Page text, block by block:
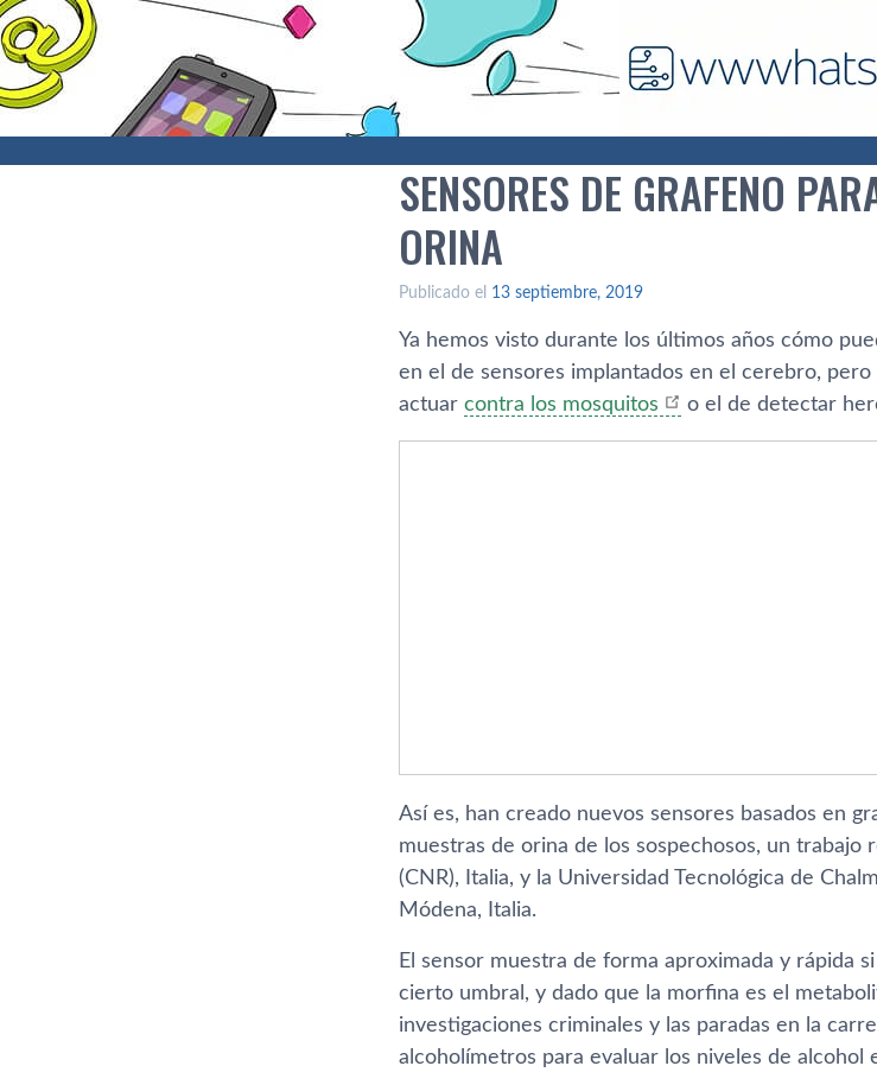
SENSORES DE GRAFENO
ORINA
Publicado el 13 septiembre, 2019
Ya hemos visto durante los últimos años cómo
en el de sensores implantados en el cerebro,
actuar contra los mosquitos o el de detectar
Así es, han creado nuevos sensores basados ​​en
muestras de orina de los sospechosos, un trabajo
(CNR), Italia, y la Universidad Tecnológica de
Módena, Italia.
El sensor muestra de forma aproximada y rápida
cierto umbral, y dado que la morfina es el
investigaciones criminales y las paradas en la
alcoholímetros para evaluar los niveles de